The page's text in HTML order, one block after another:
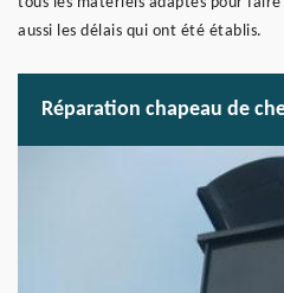
aussi les délais qui ont été établis.
Réparation chapeau de